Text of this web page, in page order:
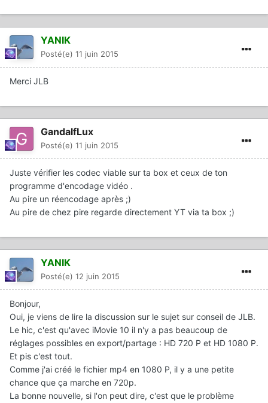
YANIK
Posté(e) 11 juin 2015
Merci JLB
GandalfLux
Posté(e) 11 juin 2015
Juste vérifier les codec viable sur ta box et ceux de ton
programme d'encodage vidéo .
Au pire un réencodage après ;)
Au pire de chez pire regarde directement YT via ta box ;)
YANIK
Posté(e) 12 juin 2015
Bonjour,
Oui, je viens de lire la discussion sur le sujet sur conseil de JLB.
Le hic, c'est qu'avec iMovie 10 il n'y a pas beaucoup de
réglages possibles en export/partage : HD 720 P et HD 1080 P.
Et pis c'est tout.
Comme j'ai créé le fichier mp4 en 1080 P, il y a une petite
chance que ça marche en 720p.
La bonne nouvelle, si l'on peut dire, c'est que le problème